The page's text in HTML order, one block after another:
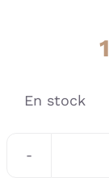
En stock